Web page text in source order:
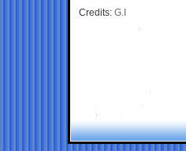
Credits: G.I